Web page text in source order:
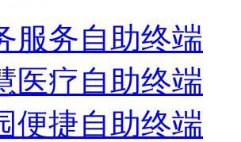
服务自助终端
医疗自助终端
便捷自助终端